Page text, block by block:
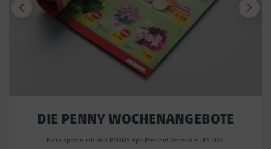
DIE PENNY WOCHENANGEBOTE
Extra sparen mit den PENNY App Preisen! Erstmal zu PENNY.